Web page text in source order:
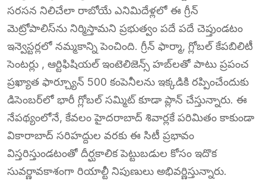
సరసన నిలిచేలా రాబోయే ఎనిమిదేళ్లలో ఈ గ్రీన్
మెట్రోపాలిస్‌ను నిర్మిస్తామని ప్రభుత్వం పదే పదే చెప్తుండటం
ఇన్వెస్టర్లలో నమ్మకాన్ని పెంచింది. గ్రీన్‌ ఫార్మా, గ్లోబల్ కేపబిలిటీ
సెంటర్లు , ఆర్టిఫిషియల్ ఇంటెలిజెన్స్ హబ్‌లతో పాటు ప్రపంచ
ప్రఖ్యాత ఫార్చ్యూన్ 500 కంపెనీలను ఇక్కడికి రప్పించేందుకు
డిసెంబర్‌లో భారీ గ్లోబల్ సమ్మిట్ కూడా ప్లాన్ చేస్తున్నారు. ఈ
నేపథ్యంలోనే, కేవలం హైదరాబాద్ శివార్లకే పరిమితం కాకుండా
వికారాబాద్ సరిహద్దుల వరకు ఈ సిటీ ప్రభావం
విస్తరిస్తుండటంతో దీర్ఘకాలిక పెట్టుబడుల కోసం ఇదొక
సువర్ణావకాశంగా రియాల్టీ నిపుణులు అభివర్ణిస్తున్నారు.